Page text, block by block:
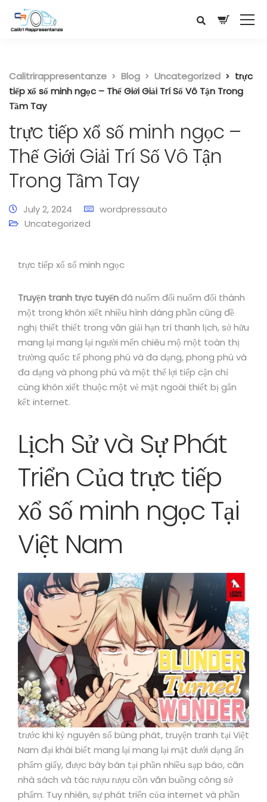
Calitrirappresentanze Blog Uncategorized
trực
tiếp xổ số minh ngọc – Thế Giới Giải Trí Số Vô Tận Trong
Tầm Tay
trực tiếp xổ số minh ngọc –
Thế Giới Giải Trí Số Vô Tận
Trong Tầm Tay
July 2, 2024
wordpressauto
Uncategorized
trực tiếp xổ số minh ngọc
Truyện tranh trực tuyếnđã nuốm đổi nuốm đổi thành
một trong khôn xiết nhiều hình dáng phần cũng đề
nghị thiết thiết trong văn giải hạn trí thanh lịch, sở hữu
mang lại mang lại người mến chiêu mộ một toàn thị
trường quốc tế phong phú và đa dạng, phong phú và
đa dạng và phong phú và một thể lợi tiếp cận chỉ
cùng khôn xiết thuộc một vẻ mặt ngoài thiết bị gắn
kết internet.
Lịch Sử và Sự Phát
Triển Của trực tiếp
xổ số minh ngọc Tại
Việt Nam
trước khi kỷ nguyên số bùng phát, truyện tranh tại Việt
Nam đại khái biết mang lại mang lại mặt dưới dạng ấn
phẩm giấy, được bày bán tại phần nhiều sạp báo, căn
nhà sách và tác rượu rượu cồn văn buồng công sở
phẩm. Tuy nhiên, sự phát triển của internet và phần